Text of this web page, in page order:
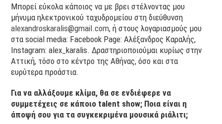
Μπορεί εύκολα κάποιος να με βρει στέλνοντας μου
μήνυμα ηλεκτρονικού ταχυδρομείου στη διεύθυνση
alexandroskaralis@gmail.com, ή στους λογαριασμούς μου
στα social media: Facebook Page: Αλέξανδρος Καραλής,
Instagram: alex_karalis. Δραστηριοποιούμαι κυρίως στην
Αττική, τόσο στο κέντρο της Αθήνας, όσο και στα
ευρύτερα προάστια.
Για να αλλάξουμε κλίμα, θα σε ενδιέφερε να
συμμετέχεις σε κάποιο talent show; Ποια είναι η
άποψή σου για τα συγκεκριμένα μουσικά ριάλιτι;